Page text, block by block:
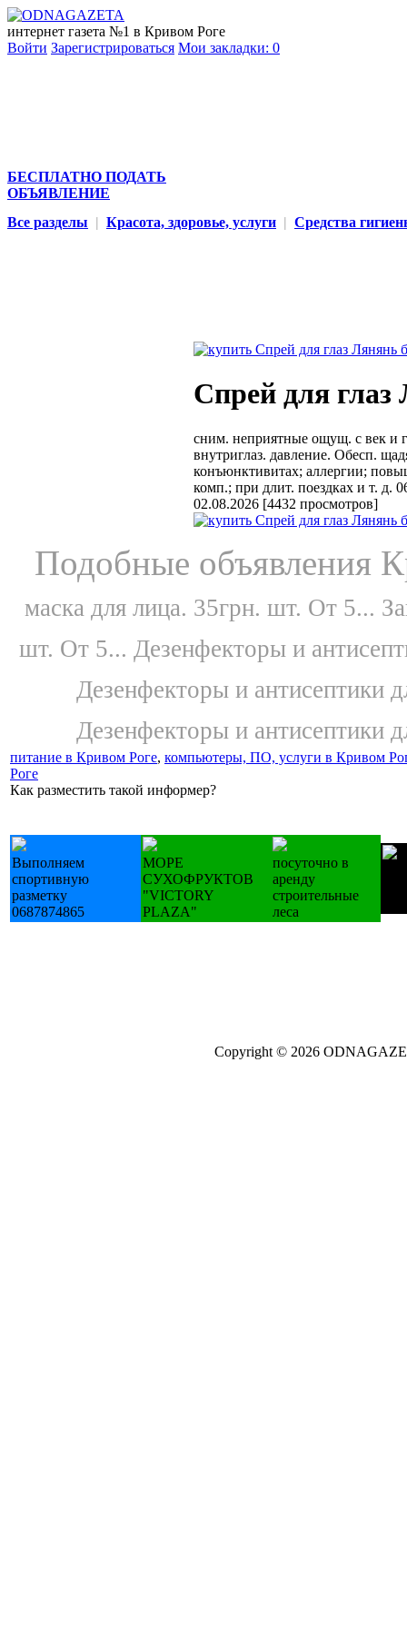
интернет газета №1 в Кривом Роге
Войти Зарегистрироваться Мои закладки: 0
БЕСПЛАТНО ПОДАТЬ
ОБЪЯВЛЕНИЕ
Все разделы | Красота, здоровье, услуги | Средства
Спрей для
сним. неприятные ощущ. с век и
внутриглаз. давление. Обесп.
конъюнктивитах; аллергии;
комп.; при длит. поездках и т. д.
02.08.2026 [4432 просмотров]
Подобные объявления
маска для лица. 35грн. шт. От 5...
шт. От 5... Дезенфекторы и
Дезенфекторы и антисептики
Дезенфекторы и антисептики
питание в Кривом Роге, компьютеры, ПО, услуги в Кривом
Роге
Как разместить такой информер?
Выполняем
спортивную
разметку
0687874865
МОРЕ
СУХОФРУКТОВ
"VICTORY
PLAZA"
посуточно в
аренду
строительные
леса
Copyright © 2026